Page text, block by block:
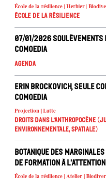
École de la résilience | Herbier |
École de la résilience
07/01/2026
Comoedia
Agenda
Erin Brockovich, seule
Comoedia
Projection | Lutte
Droits dans l’anthropocène
environnementale, spatiale)
Botanique des
de formation à l’attention
École de la résilience | Atelier |